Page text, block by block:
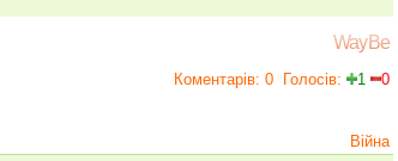
WayBe
Коментарів: 0 Голосів: 1 0
Війна